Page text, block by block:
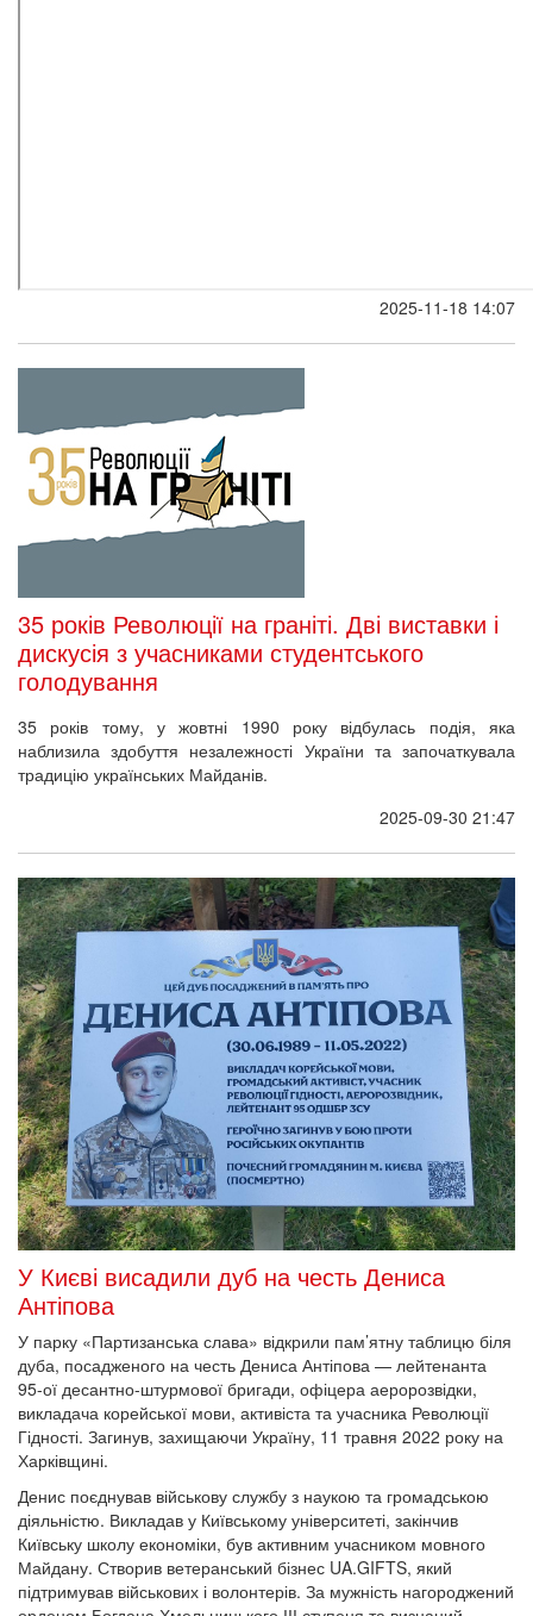
2025-11-18 14:07
35 років Революції на граніті. Дві виставки і
дискусія з учасниками студентського
голодування
35 років тому, у жовтні 1990 року відбулась подія, яка
наблизила здобуття незалежності України та започаткувала
традицію українських Майданів.
2025-09-30 21:47
У Києві висадили дуб на честь Дениса
Антіпова
У парку «Партизанська слава» відкрили пам’ятну таблицю біля
дуба, посадженого на честь Дениса Антіпова — лейтенанта
95-ої десантно-штурмової бригади, офіцера аеророзвідки,
викладача корейської мови, активіста та учасника Революції
Гідності. Загинув, захищаючи Україну, 11 травня 2022 року на
Харківщині.
Денис поєднував військову службу з наукою та громадською
діяльністю. Викладав у Київському університеті, закінчив
Київську школу економіки, був активним учасником мовного
Майдану. Створив ветеранський бізнес UA.GIFTS, який
підтримував військових і волонтерів. За мужність нагороджений